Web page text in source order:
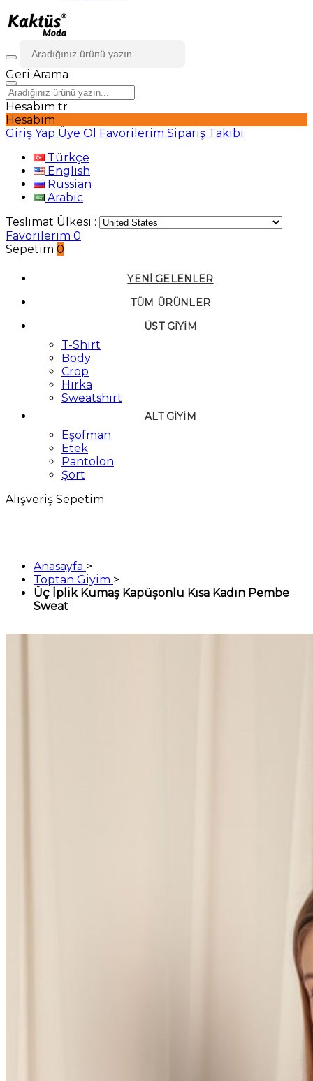
Geri Arama
Hesabım tr
Hesabım
Giriş Yap Üye Ol Favorilerim Sipariş Takibi
Türkçe
English
Russian
Arabic
Teslimat Ülkesi :
Favorilerim 0
Sepetim 0
YENI GELENLER
TÜM ÜRÜNLER
ÜST GIYIM
T-Shirt
Body
Crop
Hırka
Sweatshirt
ALT GIYIM
Eşofman
Etek
Pantolon
Şort
Alışveriş Sepetim
Anasayfa >
Toptan Giyim >
Üç İplik Kumaş Kapüşonlu Kısa Kadın Pembe
Sweat